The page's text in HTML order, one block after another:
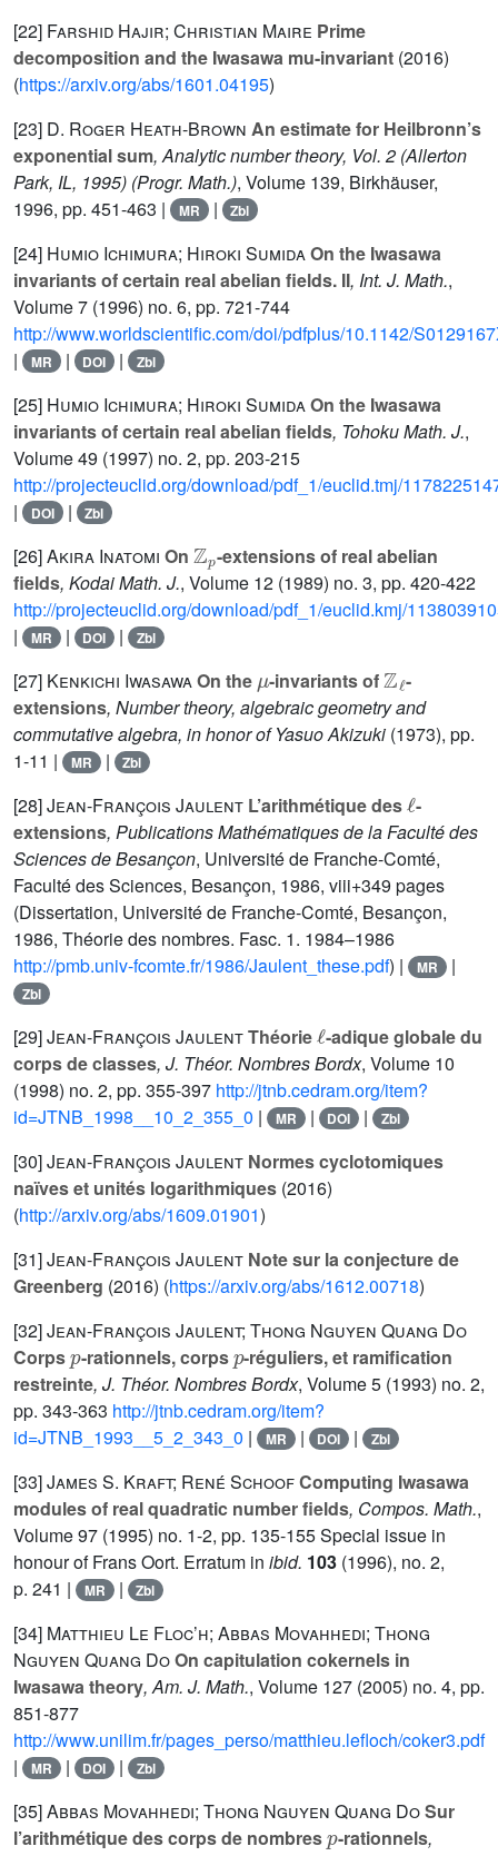
[22] Farshid Hajir; Christian Maire Prime
decomposition and the Iwasawa mu-invariant (2016)
(https://arxiv.org/abs/1601.04195)
[23] D. Roger Heath-Brown An estimate for Heilbronn’s
exponential sum, Analytic number theory, Vol. 2 (Allerton
Park, IL, 1995) (Progr. Math.), Volume 139, Birkhäuser,
1996, pp. 451-463 |
MR | Zbl
[24] Humio Ichimura; Hiroki SumidaOn the Iwasawa
invariants of certain real abelian fields. II, Int. J. Math.,
Volume 7 (1996) no. 6, pp. 721-744
http://www.worldscientific.com/doi/pdfplus/10.1142/
|
MR | DOI | Zbl
[25] Humio Ichimura; Hiroki SumidaOn the Iwasawa
invariants of certain real abelian fields, Tohoku Math. J.,
Volume 49 (1997) no. 2, pp. 203-215
http://projecteuclid.org/download/pdf_1/euclid.tmj/
|
DOI | Zbl
[26]Akira Inatomi On
-extensions of real abelian
fields, Kodai Math. J., Volume 12 (1989) no. 3, pp. 420-422
http://projecteuclid.org/download/pdf_1/euclid.kmj/
|
MR | DOI | Zbl
[27] Kenkichi IwasawaOn the -invariants of
-
extensions, Number theory, algebraic geometry and
commutative algebra, in honor of Yasuo Akizuki (1973), pp.
1-11 |
MR | Zbl
[28]Jean-François Jaulent L’arithmétique des -
extensions, Publications Mathématiques de la Faculté des
Sciences de Besançon, Université de Franche-Comté,
Faculté des Sciences, Besançon, 1986, viii+349 pages
(Dissertation, Université de Franche-Comté, Besançon,
1986, Théorie des nombres. Fasc. 1. 1984–1986
http://pmb.univ-fcomte.fr/1986/Jaulent_these.pdf) | MR |
Zbl
[29]Jean-François JaulentThéorie -adique globale du
corps de classes, J. Théor. Nombres Bordx, Volume 10
(1998) no. 2, pp. 355-397 http://jtnb.cedram.org/item?
id=JTNB_1998__10_2_355_0 | MR | DOI | Zbl
[30]Jean-François Jaulent Normes cyclotomiques
naïves et unités logarithmiques (2016)
(http://arxiv.org/abs/1609.01901)
[31]Jean-François Jaulent Note sur la conjecture de
Greenberg (2016) (https://arxiv.org/abs/1612.00718)
[32]Jean-François Jaulent; Thong Nguyen Quang Do
Corps
p
-rationnels, corps
p
-réguliers, et ramification
restreinte, J. Théor. Nombres Bordx, Volume 5 (1993) no. 2,
pp. 343-363 http://jtnb.cedram.org/item?
id=JTNB_1993__5_2_343_0 | MR | DOI | Zbl
[33]James S. Kraft; René SchoofComputing Iwasawa
modules of real quadratic number fields, Compos. Math.,
Volume 97 (1995) no. 1-2, pp. 135-155 Special issue in
honour of Frans Oort. Erratum in ibid. 103 (1996), no. 2,
p. 241 |
MR | Zbl
[34] Matthieu Le Floc’h; Abbas Movahhedi; Thong
Nguyen Quang DoOn capitulation cokernels in
Iwasawa theory, Am. J. Math., Volume 127 (2005) no. 4, pp.
851-877
http://www.unilim.fr/pages_perso/matthieu.lefloch/coker3.pdf
|
MR | DOI | Zbl
[35]Abbas Movahhedi; Thong Nguyen Quang DoSur
l’arithmétique des corps de nombres
p
-rationnels,